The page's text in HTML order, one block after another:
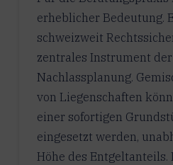
erheblicher Bedeutung.
schweizweit
zentrales Instrument
Nachlassplanung.
von Liegenschaften
einer sofortigen
eingesetzt werden,
Höhe des Entgeltanteils.